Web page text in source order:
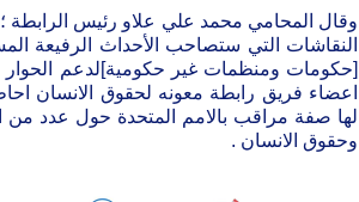
وقال المحامي محمد علي علاو رئيس الرابطة
النقاشات التي ستصاحب الأحداث الرفيعة
[حكومات ومنظمات غير حكومية]لدعم الحوار
اعضاء فريق رابطة معونه لحقوق الانسان
لها صفة مراقب بالامم المتحدة حول عدد من
وحقوق الانسان .